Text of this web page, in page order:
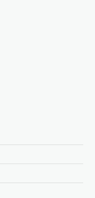
8, 2026